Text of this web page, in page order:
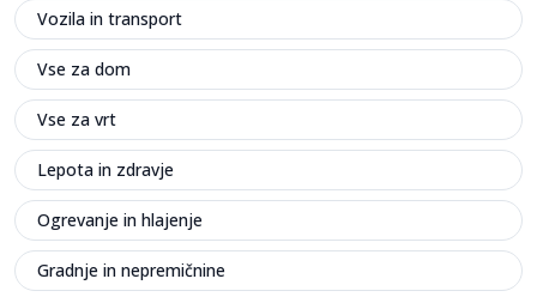
Vozila in transport
Vse za dom
Vse za vrt
Lepota in zdravje
Ogrevanje in hlajenje
Gradnje in nepremičnine